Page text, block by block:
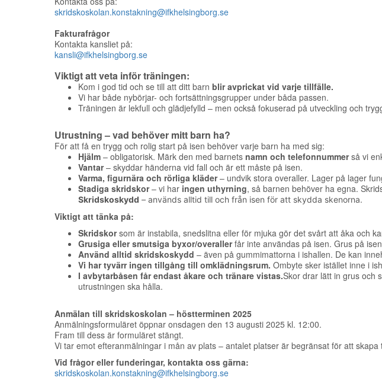
skridskoskolan.konstakning@ifkhelsingborg.se
Fakturafrågor
Kontakta kansliet på:
kansli@ifkhelsingborg.se
Viktigt att veta inför träningen:
Kom i god tid och se till att ditt barn blir avprickat vid varje tillfälle.
Vi har både nybörjar- och fortsättningsgrupper under båda passen.
Träningen är lekfull och glädjefylld – men också fokuserad på utveckling och
Utrustning – vad behöver mitt barn ha?
För att få en trygg och rolig start på isen behöver varje barn ha med sig:
Hjälm – obligatorisk. Märk den med barnets namn och telefonnummerså vi
Vantar– skyddar händerna vid fall och är ett måste på isen.
Varma, figurnära och rörliga kläder– undvik stora overaller. Lager på lager
Stadiga skridskor– vi har ingen uthyrning, så barnen behöver ha egna.
Skridskoskydd – används alltid till och från isen för att skydda skenorna.
Viktigt att tänka på:
Skridskorsom är instabila, snedslitna eller för mjuka gör det svårt att åka och
Grusiga eller smutsiga byxor/overallerfår inte användas på isen. Grus på
Använd alltid skridskoskydd – även på gummimattorna i ishallen. De kan
Vi har tyvärr ingen tillgång till omklädningsrum. Ombyte sker istället inne i
I avbytarbåsen får endast åkare och tränare vistas.Skor drar lätt in grus och
utrustningen ska hålla.
Anmälan till skridskoskolan – höstterminen 2025
Anmälningsformuläret öppnar onsdagen den 13 augusti 2025 kl. 12:00.
Fram till dess är formuläret stängt.
Vi tar emot efteranmälningar i mån av plats – antalet platser är begränsat för att
Vid frågor eller funderingar, kontakta oss gärna:
skridskoskolan.konstakning@ifkhelsingborg.se